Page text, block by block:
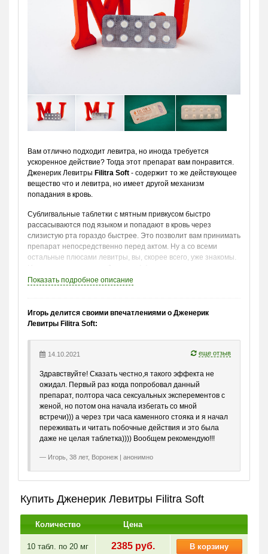
Вам отлично подходит левитра, но иногда требуется
ускоренное действие? Тогда этот препарат вам понравится.
Дженерик Левитры Filitra Soft - содержит то же действующее
вещество что и левитра, но имеет другой механизм
попадания в кровь.
Сублигвальные таблетки с мятным привкусом быстро
рассасываются под языком и попадают в кровь через
слизистую рта гораздо быстрее. Это позволит вам принимать
препарат непосредственно перед актом. Ну а со всеми
остальные плюсами левитры, вы, скорее всего, уже знакомы.
Низкая вероятность побочных эффектов, совместимость с
алкоголем, быстрота действия – это делает левитру такой
Способ применения:
• Рассосать препарат под языком
• Максимальная суточная доза – одна таблетка.
Совместим с алкоголем.
Противопоказания по применению, рекомендации по приему
и подробное описание препарата читайтездесь.
Левитра софт не только дарит отличную эрекцию, но и
делает ощущения заметно ярче. Вы готовы вновь пережить
нужное количество таблеток и жмите кнопку «В корзину».
Показать подробное описание
Игорь делится своими впечатлениями о Дженерик
Левитры Filitra Soft:
еще отзыв
14.10.2021
Здравствуйте! Сказать честно,я такого эффекта не
ожидал. Первый раз когда попробовал данный
препарат, полтора часа сексуальных эксперементов с
женой, но потом она начала избегать со мной
встречи))) а через три часа каменного стояка и я начал
переживать и читать побочные действия и это была
даже не целая таблетка)))) Вообщем рекомендую!!!
Игорь, 38 лет, Воронеж | анонимно
Купить Дженерик Левитры Filitra Soft
Количество Цена
10 табл. по 20 мг 2385руб. В корзину